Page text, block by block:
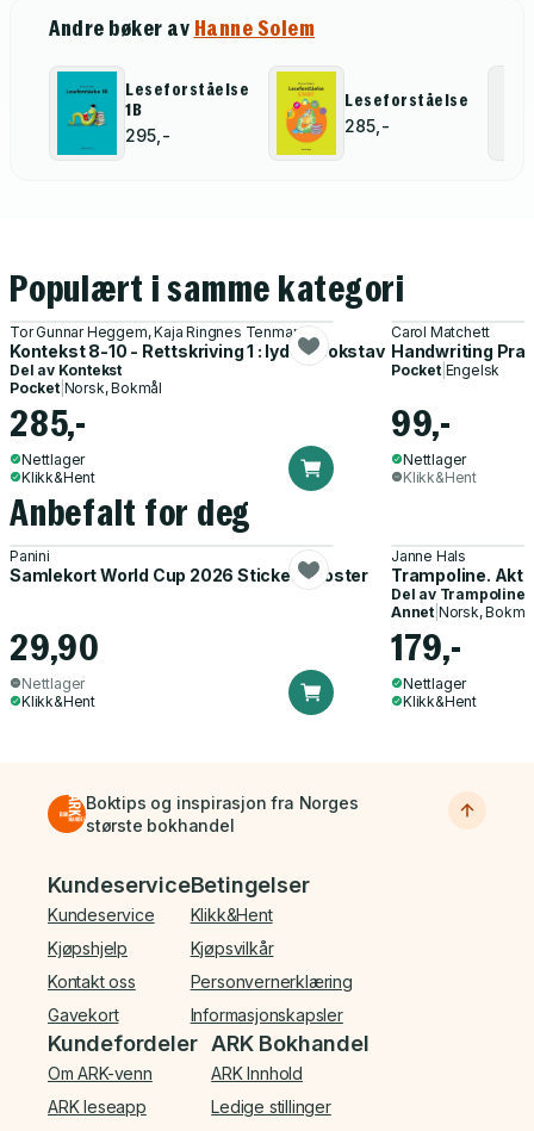
Andre bøker av Hanne Solem
Leseforståelse
1B
295,-
Leseforståelse
285,-
Populært i samme kategori
Tor Gunnar Heggem, Kaja Ringnes Tenmann
Kontekst 8-10 - Rettskriving 1 : lyd og bokstav
Del av Kontekst
Pocket| Norsk, Bokmål
285,-
Nettlager
Klikk&Hent
Carol Matchett
Handwriting
Pocket| Engelsk
99,-
Nettlager
Klikk&Hent
Anbefalt for deg
Panini
Samlekort World Cup 2026 Sticker Booster
29,90
Nettlager
Klikk&Hent
Janne Hals
Trampoline.
Del av Trampoline
Annet| Norsk,
179,-
Nettlager
Klikk&Hent
Boktips og inspirasjon fra Norges
største bokhandel
Bunnmeny
Kundeservice
Kundeservice
Kjøpshjelp
Kontakt oss
Gavekort
Betingelser
Klikk&Hent
Kjøpsvilkår
Personvernerklæring
Informasjonskapsler
Kundefordeler
Om ARK-venn
ARK leseapp
ARK Bokhandel
ARK Innhold
Ledige stillinger